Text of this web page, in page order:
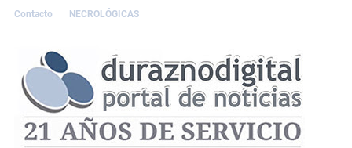
Contacto NECROLÓGICAS